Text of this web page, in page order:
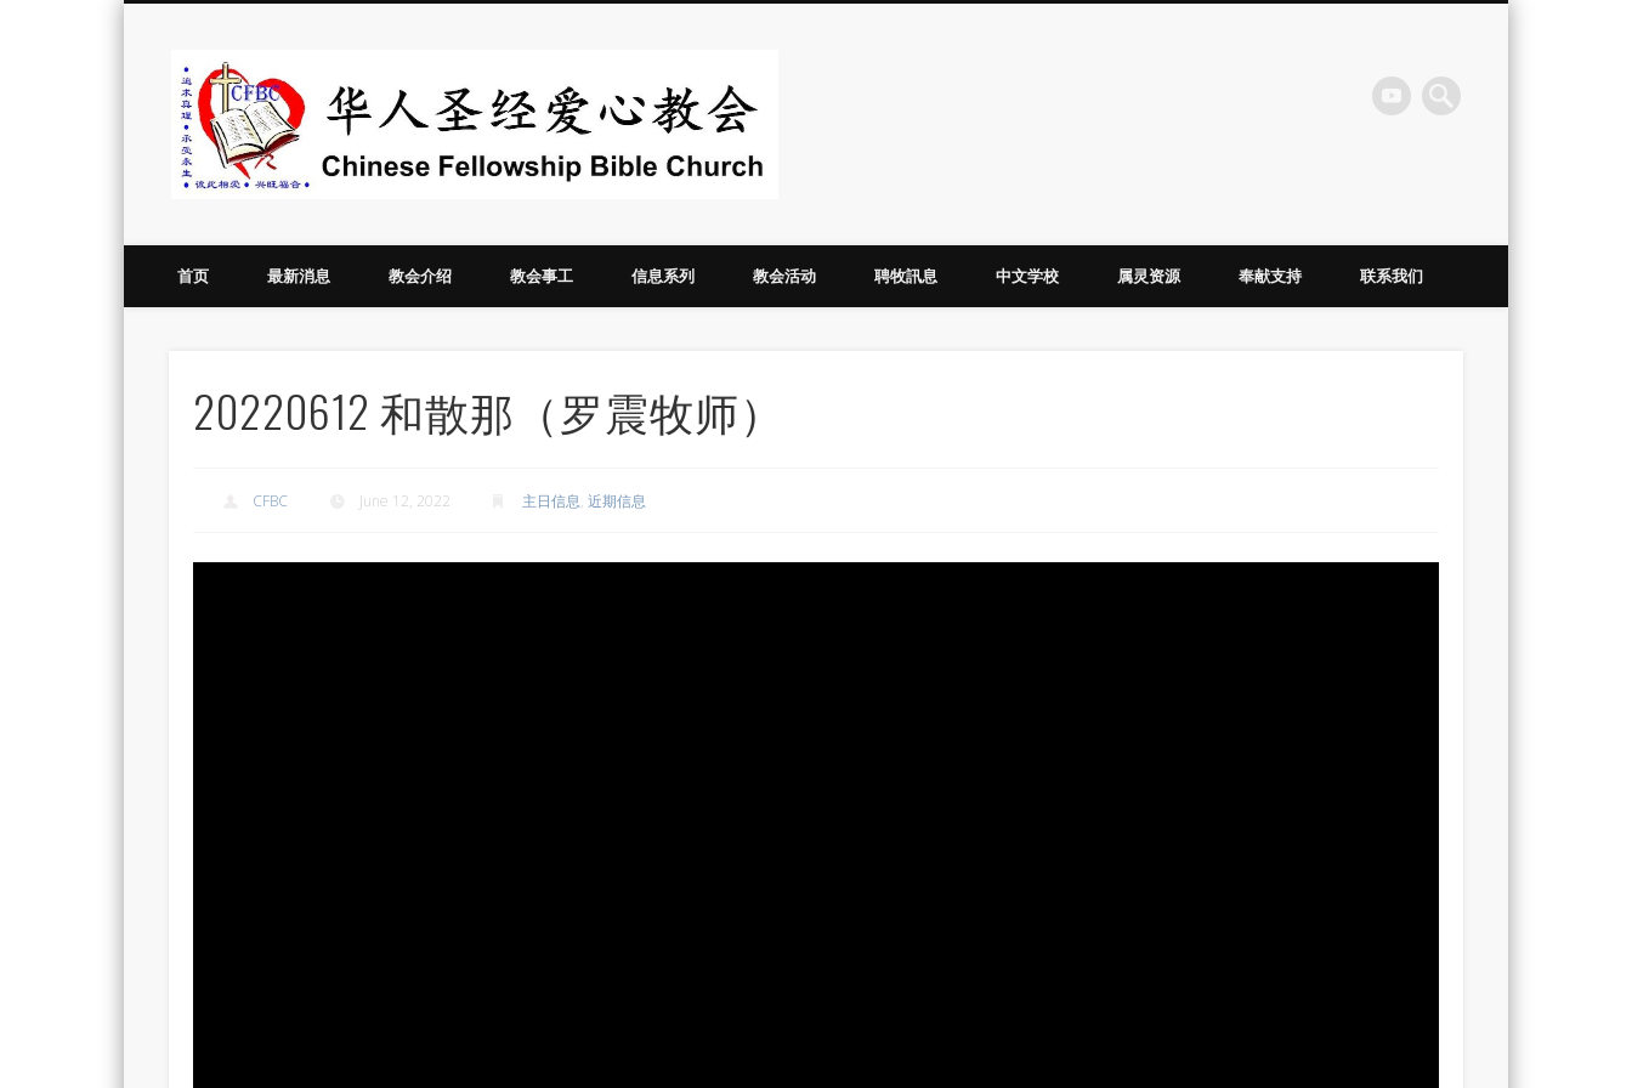
Vimeo
首页 最新消息 教会介绍 教会事工 信息系列 教会活动 聘牧訊息 中文学校 属灵资源 奉献支持 联系我们
20220612 和散那（罗震牧师）
CFBC June 12, 2022 主日信息, 近期信息